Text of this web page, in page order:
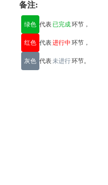
备注:
绿色 代表 已完成环节，
红色 代表进行中 环节，
灰色 代表未进行环节。